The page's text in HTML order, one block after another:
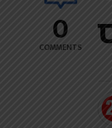
0
COMMENTS